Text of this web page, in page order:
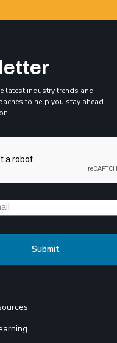
latest industry trends and
to help you stay ahead